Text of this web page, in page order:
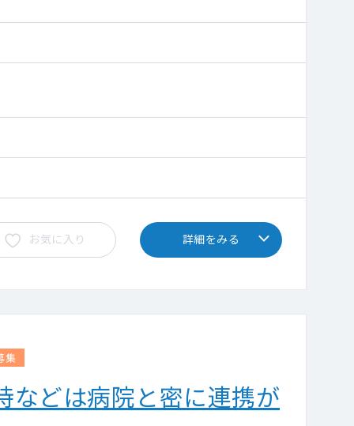
お気に入り 詳細をみる
集
どは病院と密に連携が